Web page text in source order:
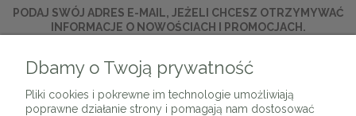
PODAJ SWÓJ ADRES E-MAIL, JEŻELI CHCESZ OTRZYMYWAĆ
INFORMACJE O NOWOŚCIACH I PROMOCJACH.
Dbamy o Twoją prywatność
Pliki cookies i pokrewne im technologie umożliwiają
poprawne działanie strony i pomagają nam dostosować